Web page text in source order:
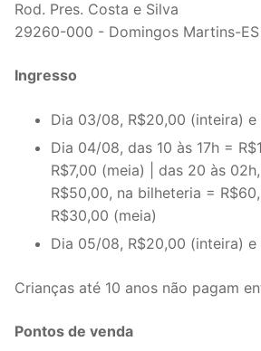
Rod. Pres. Costa e Silva
29260-000 - Domingos Martins-ES
Ingresso
Dia 03/08, R$20,00 (inteira) e
Dia 04/08, das 10 às 17h =
R$7,00 (meia) | das 20 às
R$50,00, na bilheteria =
R$30,00 (meia)
Dia 05/08, R$20,00 (inteira) e
Crianças até 10 anos não pagam
Pontos de venda